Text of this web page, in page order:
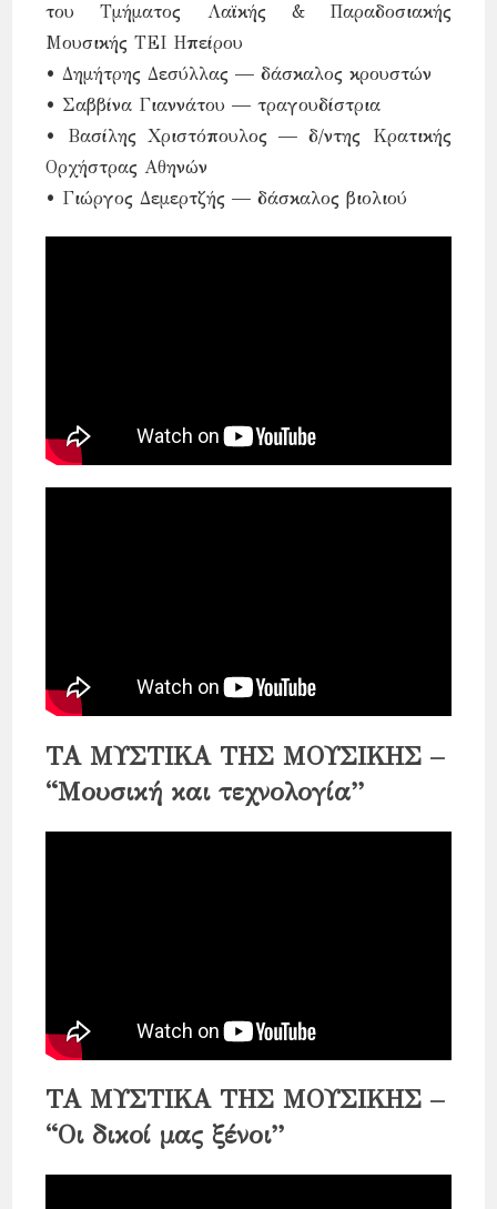
του Τμήματος Λαϊκής & Παραδοσιακής
Μουσικής ΤΕΙ Ηπείρου
• Δημήτρης Δεσύλλας — δάσκαλος κρουστών
• Σαββίνα Γιαννάτου — τραγουδίστρια
• Βασίλης Χριστόπουλος — δ/ντης Κρατικής
Ορχήστρας Αθηνών
• Γιώργος Δεμερτζής — δάσκαλος βιολιού
ΤΑ ΜΥΣΤΙΚΑ ΤΗΣ ΜΟΥΣΙΚΗΣ –
“Μουσική και τεχνολογία”
ΤΑ ΜΥΣΤΙΚΑ ΤΗΣ ΜΟΥΣΙΚΗΣ –
“Οι δικοί μας ξένοι”